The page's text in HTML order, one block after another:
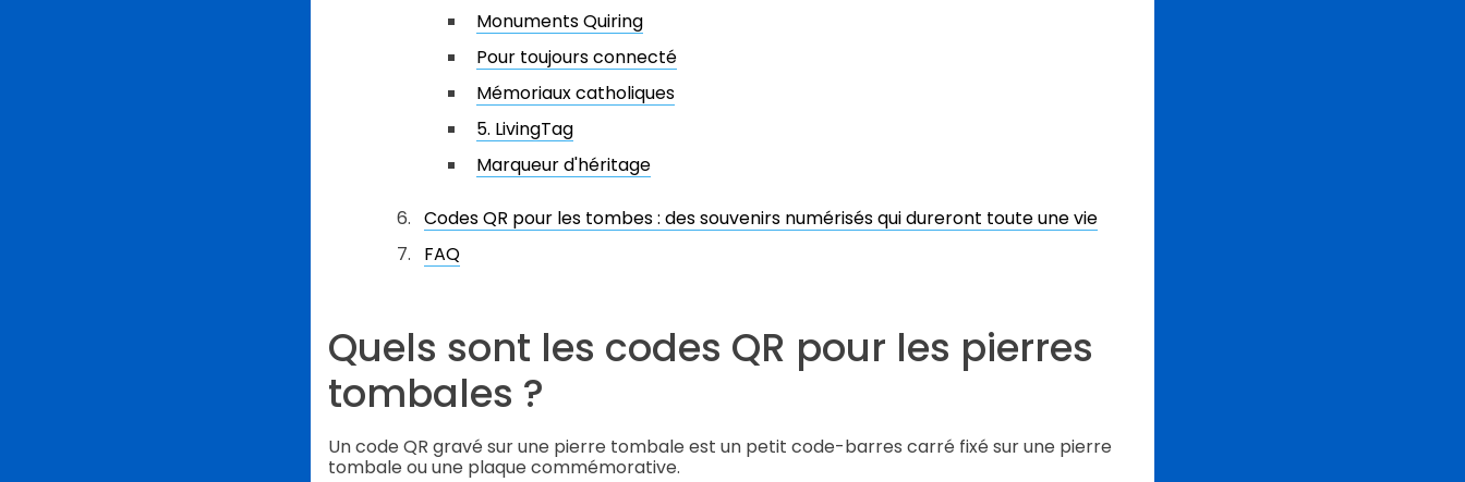
Monuments Quiring
Pour toujours connecté
Mémoriaux catholiques
5. LivingTag
Marqueur d'héritage
Codes QR pour les tombes : des souvenirs numérisés qui dureront toute une vie
FAQ
Quels sont les codes QR pour les pierres
tombales ?
Un code QR gravé sur une pierre tombale est un petit code-barres carré fixé sur une pierre
tombale ou une plaque commémorative.